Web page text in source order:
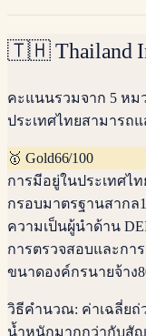
🇹🇭 Thailand
คะแนนรวมจาก 5 ห
ประเทศไทยสามารถแ
🥇 Gold66/100
การมีอยู่ในประเทศไท
กรอบมาตรฐานสากล
ความเป็นผู้นำด้าน
การตรวจสอบและกา
ขนาดองค์กรนายจ้าง
วิธีคำนวณ: ค่าเฉลี่ย
น้ำหนักมากกว่ากับสั